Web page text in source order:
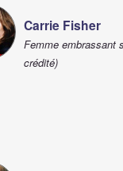
Carrie Fisher
Femme embrassant
crédité)